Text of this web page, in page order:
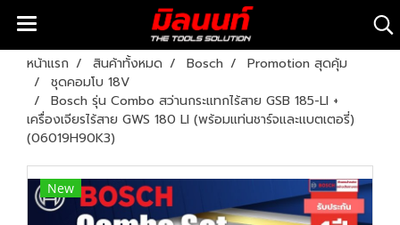
หน้าแรก สินค้าทั้งหมด Bosch
Promotion สุดคุ้ม
ชุดคอมโบ 18V
Bosch รุ่น Combo สว่านกระแทกไร้สาย GSB 185-LI +
เครื่องเจียรไร้สาย GWS 180 LI (พร้อมแท่นชาร์จและเเบตเตอรี่)
(06019H90K3)
New